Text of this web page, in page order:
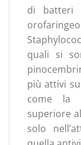
di batteri
quali si
più attivi
come la
superiore
solo